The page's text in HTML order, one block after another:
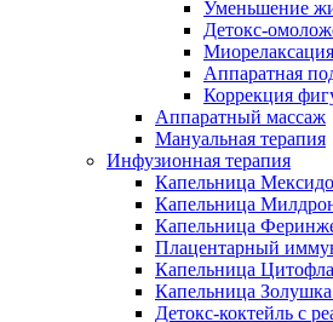
Уменьшение
Детокс-
Миорелаксация
Аппаратная
Коррекция
Аппаратный массаж
Мануальная терапия
Инфузионная терапия
Капельница
Капельница
Капельница
Плацентарный
Капельница
Капельница
Детокс-коктейль с